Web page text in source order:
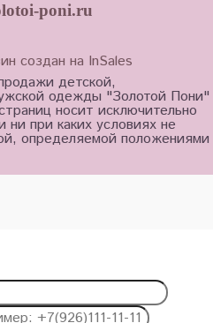
poni.ru
создан на InSales
детской,
одежды "Золотой Пони"
носит исключительно
при каких условиях не
определяемой положениями